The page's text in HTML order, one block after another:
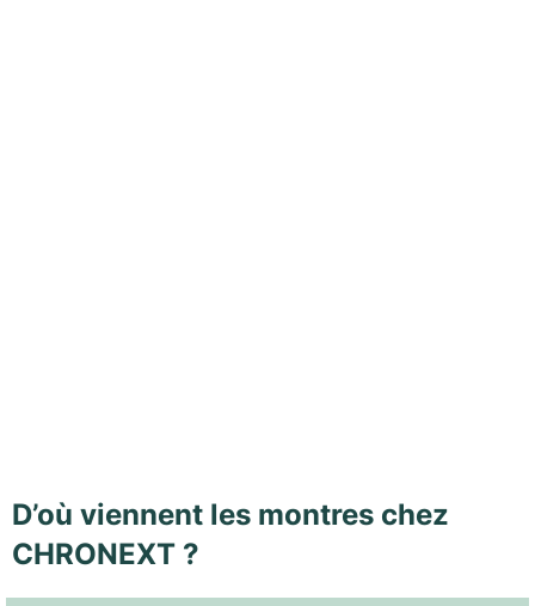
D’où viennent les montres chez
CHRONEXT ?